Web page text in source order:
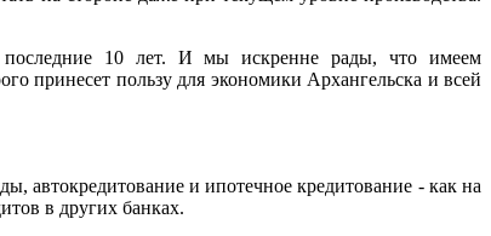
последние 10 лет. И мы искренне рады, что имеем
принесет пользу для экономики Архангельска и всей
автокредитование и ипотечное кредитование - как на
в других банках.